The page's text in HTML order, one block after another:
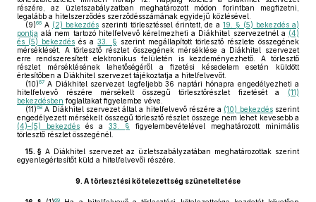
részére, az üzletszabályzatban meghatározott módon forintban megfizetni,
legalább a hitelszerződés szerződésszámának egyidejű közlésével.
(9)66 A (2) bekezdésszerinti törlesztéssel érintett, de a19. § (5) bekezdés a)
pontja alá nem tartozó hitelfelvevő kérelmezheti a Diákhitel szervezetnél a (4)
és (5) bekezdés és a33. § szerint megállapított törlesztő részlete összegének
mérséklését. A törlesztő részlet összegének mérséklése a Diákhitel szervezet
erre rendszeresített elektronikus felületén is kezdeményezhető. A törlesztő
részlet mérséklésének lehetőségéről a fizetési késedelem esetén küldött
értesítőben a Diákhitel szervezet tájékoztatja a hitelfelvevőt.
(10)67 A Diákhitel szervezet legfeljebb 36 naptári hónapra engedélyezheti a
hitelfelvevő részére mérsékelt összegű törlesztőrészlet fizetését a (11)
bekezdésben foglaltakat figyelembe véve.
(11)68 A Diákhitel szervezet által a hitelfelvevő részére a (10) bekezdésszerint
engedélyezett mérsékelt összegű törlesztő részlet összege nem lehet kevesebb a
(4)–(5) bekezdés és a 33. § figyelembevételével meghatározott minimális
törlesztő részlet összegénél.
15. § A Diákhitel szervezet az üzletszabályzatában meghatározottak szerint
egyenlegértesítőt küld a hitelfelvevői részére.
9. A törlesztési kötelezettség szüneteltetése
69